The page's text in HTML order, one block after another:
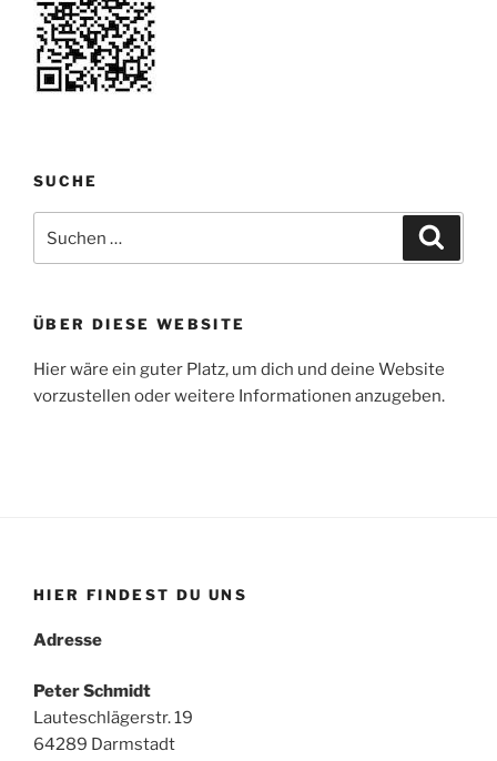
SUCHE
nach:
ÜBER DIESE WEBSITE
Hier wäre ein guter Platz, um dich und deine Website
vorzustellen oder weitere Informationen anzugeben.
HIER FINDEST DU UNS
Adresse
Peter Schmidt
Lauteschlägerstr. 19
64289 Darmstadt